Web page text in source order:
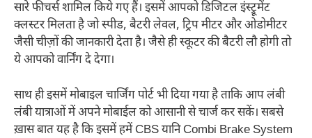
सारे फीचर्स शामिल किये गए हैं। इसमें आपको डिजिटल इंस्ट्रूमेंट
क्लस्टर मिलता है जो स्पीड, बैटरी लेवल, ट्रिप मीटर और ओडोमीटर
जैसी चीज़ों की जानकारी देता है। जैसे ही स्कूटर की बैटरी लौ होगी तो
ये आपको वार्निंग दे देगा।
साथ ही इसमें मोबाइल चार्जिंग पोर्ट भी दिया गया है ताकि आप लंबी
लंबी यात्राओं में अपने मोबाईल को आसानी से चार्ज कर सकें। सबसे
ख़ास बात यह है कि इसमें हमें CBS यानि Combi Brake System